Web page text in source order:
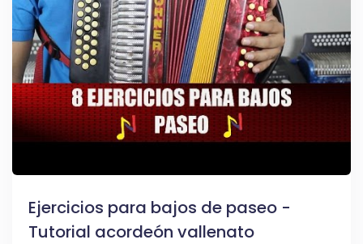
Ejercicios para bajos de paseo -
Tutorial acordeón vallenato